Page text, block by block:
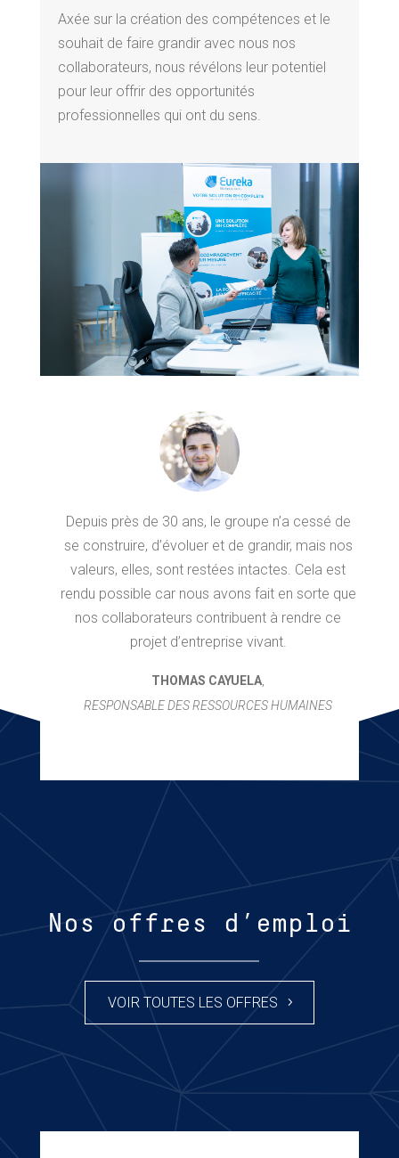
Axée sur la création des compétences et le
souhait de faire grandir avec nous nos
collaborateurs, nous révélons leur potentiel
pour leur offrir des opportunités
professionnelles qui ont du sens.
Depuis près de 30 ans, le groupe n’a cessé de
se construire, d’évoluer et de grandir, mais nos
valeurs, elles, sont restées intactes. Cela est
rendu possible car nous avons fait en sorte que
nos collaborateurs contribuent à rendre ce
projet d’entreprise vivant.
THOMAS CAYUELA
RESPONSABLE DES RESSOURCES HUMAINES
Nos offres d’emploi
VOIR TOUTES LES OFFRES